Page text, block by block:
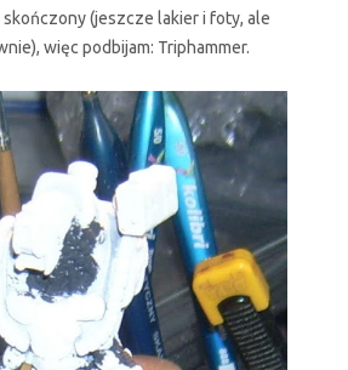
(jeszcze lakier i foty, ale
więc podbijam: Triphammer.